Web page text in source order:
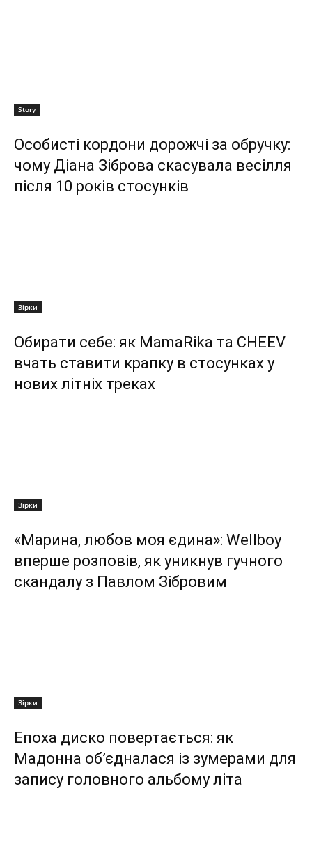
Story
Особисті кордони дорожчі за обручку:
чому Діана Зіброва скасувала весілля
після 10 років стосунків
Зірки
Обирати себе: як MamaRika та CHEEV
вчать ставити крапку в стосунках у
нових літніх треках
Зірки
«Марина, любов моя єдина»: Wellboy
вперше розповів, як уникнув гучного
скандалу з Павлом Зібровим
Зірки
Епоха диско повертається: як
Мадонна об’єдналася із зумерами для
запису головного альбому літа